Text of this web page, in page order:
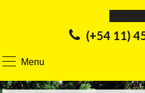
(+54 11)
Menu